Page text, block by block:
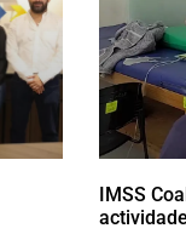
IMSS